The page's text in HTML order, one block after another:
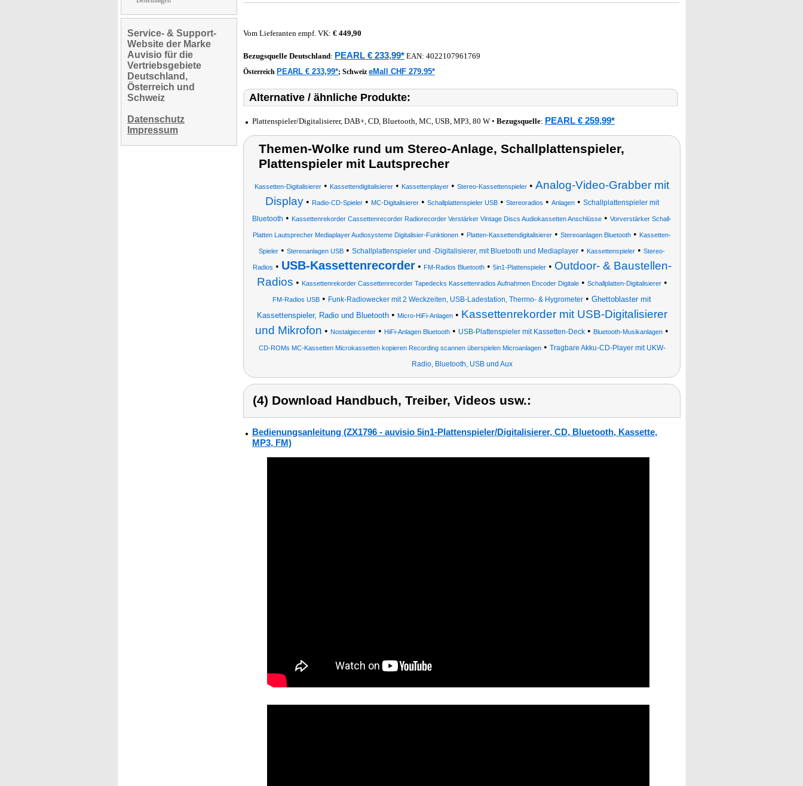
Service- & Support-
Website der Marke
Auvisio für die
Vertriebsgebiete
Deutschland,
Österreich und
Schweiz
Datenschutz
Impressum
Vom Lieferanten empf. VK: € 449,90
Bezugsquelle Deutschland: PEARL € 233,99* EAN: 4022107961769
Österreich PEARL € 233,99*; Schweiz eMall CHF 279.95*
Alternative / ähnliche Produkte:
Plattenspieler/Digitalisierer, DAB+, CD, Bluetooth, MC, USB, MP3, 80 W • Bezugsquelle: PEARL € 259,99*
Themen-Wolke rund um Stereo-Anlage, Schallplattenspieler,
Plattenspieler mit Lautsprecher
Kassetten-Digitalisierer • Kassettendigitalisierer • Kassettenplayer • Stereo-Kassettenspieler • Analog-Video-Grabber mit
Display• Radio-CD-Spieler• MC-Digitalisierer• Schallplattenspieler USB• Stereoradios • Anlagen• Schallplattenspieler mit
Bluetooth • Kassettenrekorder Cassettenrecorder Radiorecorder Verstärker Vintage Discs Audiokassetten Anschlüsse • Vorverstärker Schall-
Platten Lautsprecher Mediaplayer Audiosysteme Digitalisier-Funktionen • Platten-Kassettendigitalisierer • Stereoanlagen Bluetooth • Kassetten-
Spieler • Stereoanlagen USB • Schallplattenspieler und -Digitalisierer, mit Bluetooth und Mediaplayer • Kassettenspieler • Stereo-
Radios • USB-Kassettenrecorder• FM-Radios Bluetooth• 5in1-Plattenspieler• Outdoor- & Baustellen-
Radios • Kassettenrekorder Cassettenrecorder Tapedecks Kassettenradios Aufnahmen Encoder Digitale• Schallplatten-Digitalisierer•
FM-Radios USB • Funk-Radiowecker mit 2 Weckzeiten, USB-Ladestation, Thermo- & Hygrometer • Ghettoblaster mit
Kassettenspieler, Radio und Bluetooth• Micro-HiFi-Anlagen• Kassettenrekorder mit USB-Digitalisierer
und Mikrofon • Nostalgiecenter • HiFi-Anlagen Bluetooth • USB-Plattenspieler mit Kassetten-Deck • Bluetooth-Musikanlagen •
CD-ROMs MC-Kassetten Microkassetten kopieren Recording scannen überspielen Microanlagen• Tragbare Akku-CD-Player mit UKW-
Radio, Bluetooth, USB und Aux
(4) Download Handbuch, Treiber, Videos usw.:
Bedienungsanleitung (ZX1796 - auvisio 5in1-Plattenspieler/Digitalisierer, CD, Bluetooth, Kassette,
MP3, FM)